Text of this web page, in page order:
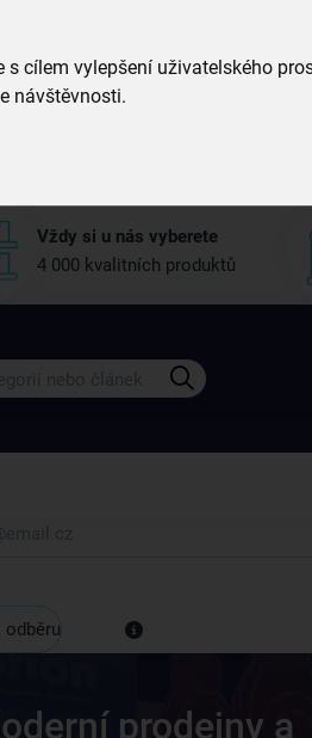
cílem vylepšení uživatelského
návštěvnosti.
Vždy si u nás vyberete
4 000 kvalitních produktů
k odběru našeho newsletteru.
prodejny a